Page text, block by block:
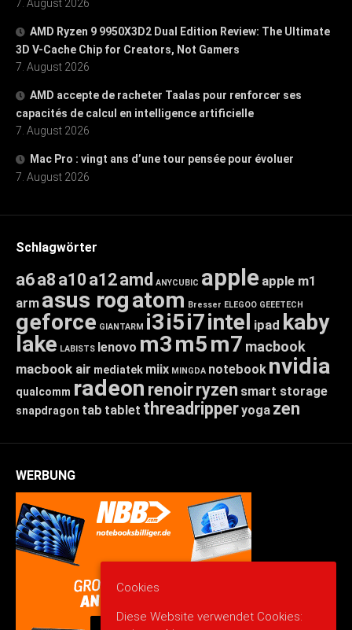
7. August 2026
AMD Ryzen 9 9950X3D2 Dual Edition Review: The Ultimate
3D V-Cache Chip for Creators, Not Gamers
7. August 2026
AMD accepte de racheter Taalas pour renforcer ses
capacités de calcul en intelligence artificielle
7. August 2026
Mac Pro : vingt ans d’une tour pensée pour évoluer
7. August 2026
Schlagwörter
a6a8 a10 a12amd ANYCUBIC apple apple m1
arm asus rogatom Bresser ELEGOO GEEETECH
geforce GIANTARM i3i5i7intel ipad kaby
lake LABISTS lenovo m3m5m7 macbook
macbook air mediatek miix MINGDA notebook nvidia
qualcomm radeon renoirryzen smart storage
snapdragon tab tablet threadripperyoga zen
WERBUNG
Cookies
Diese Website verwendet Cookies: